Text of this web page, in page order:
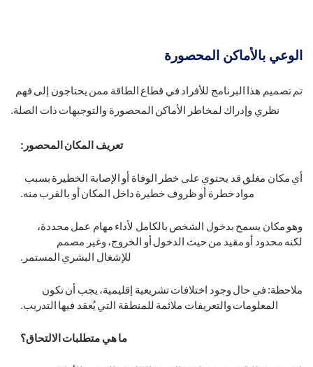
الوعي بالأماكن المحصورة
تم تصميم هذا البرنامج للأفراد في قطاع الطاقة ممن يحتاجون إلى فهم
نظري وإدراك لمخاطر الأماكن المحصورة والتوجيهات ذات الصلة.
تعريف المكان المحصور :
أي مكان مغلق قد يحتوي على خطر الوفاة أو الإصابة الخطيرة بسبب
مواد خطرة أو ظروف خطيرة داخل المكان أو بالقرب منه.
وهو مكان يسمح بدخول الشخص بالكامل لأداء مهام عمل محددة،
لكنه محدود أو مقيد من حيث الدخول أو الخروج، وغير مصمم
للإشغال البشري المستمر .
ملاحظة: في حال وجود اختلافات تشريعية إقليمية، يجب أن تكون
المعلومات والتعريفات ملائمة للمنطقة التي يُعقد فيها التدريب.
ما هي متطلبات الالتحاق؟